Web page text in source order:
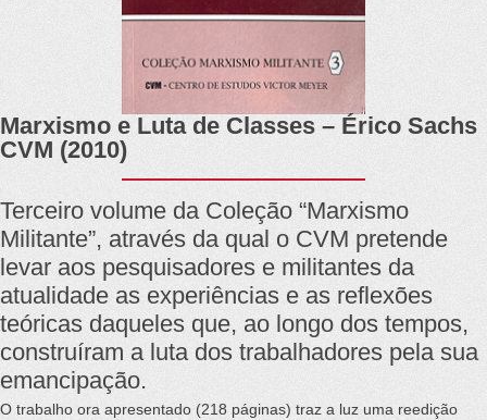
Marxismo e Luta de Classes – Érico Sachs
CVM (2010)
Terceiro volume da Coleção “Marxismo
Militante”, através da qual o CVM pretende
levar aos pesquisadores e militantes da
atualidade as experiências e as reflexões
teóricas daqueles que, ao longo dos tempos,
construíram a luta dos trabalhadores pela sua
emancipação.
O trabalho ora apresentado (218 páginas) traz a luz uma reedição